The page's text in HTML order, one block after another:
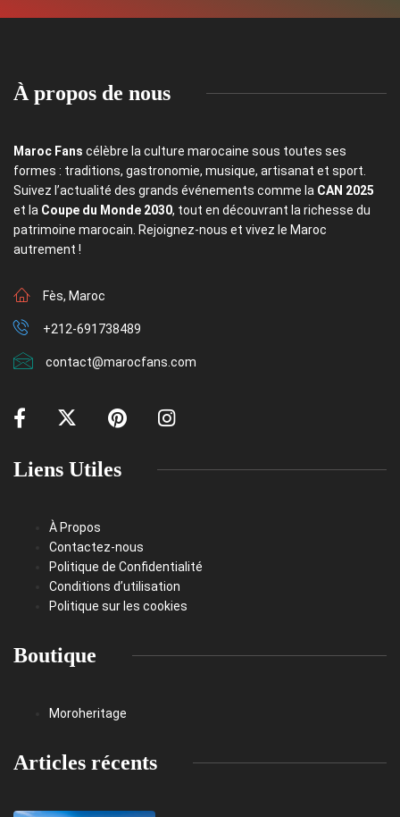
À propos de nous
Maroc Fans célèbre la culture marocaine sous toutes ses
formes : traditions, gastronomie, musique, artisanat et sport.
Suivez l’actualité des grands événements comme la CAN 2025
et la Coupe du Monde 2030, tout en découvrant la richesse du
patrimoine marocain. Rejoignez-nous et vivez le Maroc
autrement !
Fès, Maroc
+212-691738489
contact@marocfans.com
Liens Utiles
À Propos
Contactez-nous
Politique de Confidentialité
Conditions d’utilisation
Politique sur les cookies
Boutique
Moroheritage
Articles récents